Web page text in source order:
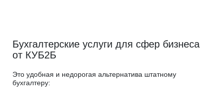
Бухгалтерские услуги для сфер бизнеса
от КУБ2Б
Это удобная и недорогая альтернатива штатному
бухгалтеру: